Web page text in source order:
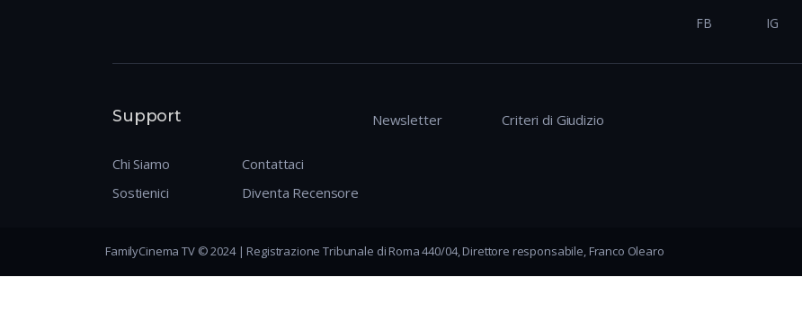
FB IG
Support
Chi Siamo
Sostienici
Contattaci
Diventa Recensore
Newsletter Criteri di Giudizio
FamilyCinema TV © 2024 | Registrazione Tribunale di Roma 440/04, Direttore responsabile, Franco Olearo